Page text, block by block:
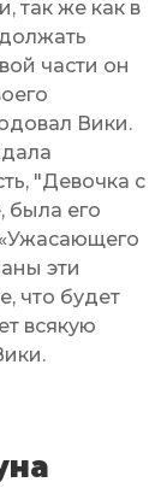
так же как в
части он
Вики.
"Девочка с
была его
эти
что будет
всякую